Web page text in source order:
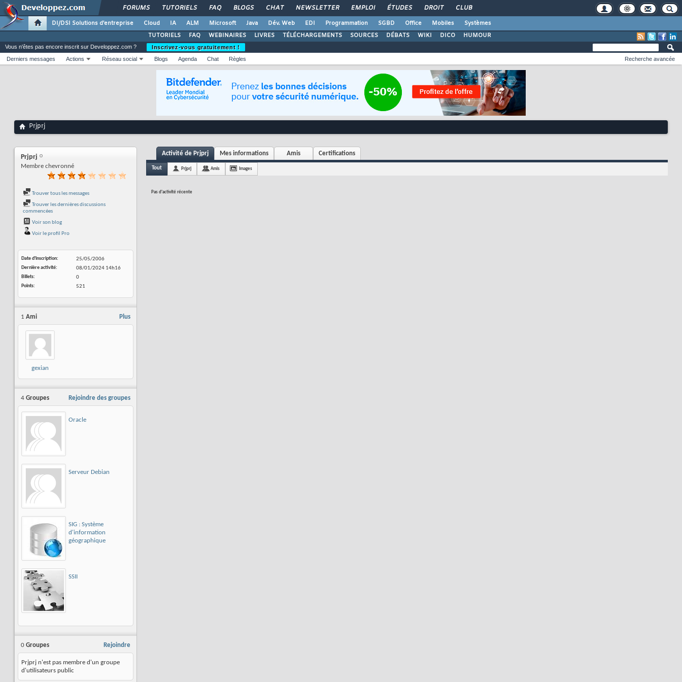
FORUMS TUTORIELS FAQ BLOGS CHAT NEWSLETTER EMPLOI ÉTUDES DROIT CLUB
DI/DSI Solutions d'entreprise Cloud IA ALM Microsoft Java Dév. Web EDI Programmation SGBD Office Mobiles
Systèmes
TUTORIELS
FAQ WEBINAIRES LIVRES TÉLÉCHARGEMENTS SOURCES DÉBATS WIKI DICO HUMOUR
Vous n'êtes pas encore inscrit sur Developpez.com ?
Inscrivez-vous gratuitement !
Derniers messages
Actions Réseau social Blogs Agenda Chat Règles Recherche avancée
Prjprj
Prjprj
Membre chevronné
Trouver tous les messages
Trouver les dernières discussions
commencées
Voir son blog
Voir le profil Pro
Date d'inscription
25/05/2006
Dernière activité
08/01/2024 14h16
Billets
0
Points
521
Plus
1 Ami
gexian
Rejoindre des groupes
4 Groupes
Oracle
Serveur Debian
SIG : Système
d'information
géographique
SSII
Rejoindre
0 Groupes
Prjprj n'est pas membre d'un groupe
d'utilisateurs public
Activité de Prjprj Mes informations Amis Certifications
Tout Prjprj Amis Images
Pas d'activité récente